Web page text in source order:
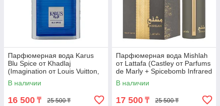
Парфюмерная вода Karus
Blu Spice от Khadlaj
(Imagination от Louis Vuitton,
100 мл)
В наличии
16 500 ₸ 25 500 ₸
Парфюмерная вода Mishlah
от Lattafa (Castley от Parfums
de Marly + Spicebomb Infrared
от Viktor&Rolf, 100 мл)
В наличии
17 500 ₸ 25 500 ₸